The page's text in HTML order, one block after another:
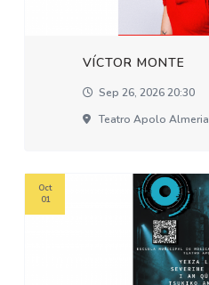
VÍCTOR MONTE
Sep 26, 2026 20:30
Teatro Apolo Almeria
Oct
01